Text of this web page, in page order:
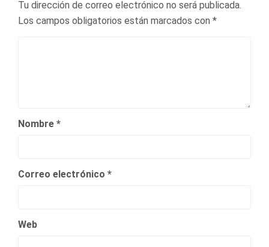
Tu dirección de correo electrónico no será publicada.
Los campos obligatorios están marcados con *
Nombre *
Correo electrónico *
Web